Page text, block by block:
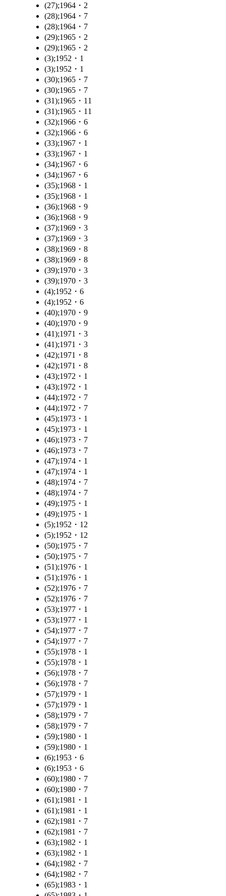
(27);1964・2
(28);1964・7
(28);1964・7
(29);1965・2
(29);1965・2
(3);1952・1
(3);1952・1
(30);1965・7
(30);1965・7
(31);1965・11
(31);1965・11
(32);1966・6
(32);1966・6
(33);1967・1
(33);1967・1
(34);1967・6
(34);1967・6
(35);1968・1
(35);1968・1
(36);1968・9
(36);1968・9
(37);1969・3
(37);1969・3
(38);1969・8
(38);1969・8
(39);1970・3
(39);1970・3
(4);1952・6
(4);1952・6
(40);1970・9
(40);1970・9
(41);1971・3
(41);1971・3
(42);1971・8
(42);1971・8
(43);1972・1
(43);1972・1
(44);1972・7
(44);1972・7
(45);1973・1
(45);1973・1
(46);1973・7
(46);1973・7
(47);1974・1
(47);1974・1
(48);1974・7
(48);1974・7
(49);1975・1
(49);1975・1
(5);1952・12
(5);1952・12
(50);1975・7
(50);1975・7
(51);1976・1
(51);1976・1
(52);1976・7
(52);1976・7
(53);1977・1
(53);1977・1
(54);1977・7
(54);1977・7
(55);1978・1
(55);1978・1
(56);1978・7
(56);1978・7
(57);1979・1
(57);1979・1
(58);1979・7
(58);1979・7
(59);1980・1
(59);1980・1
(6);1953・6
(6);1953・6
(60);1980・7
(60);1980・7
(61);1981・1
(61);1981・1
(62);1981・7
(62);1981・7
(63);1982・1
(63);1982・1
(64);1982・7
(64);1982・7
(65);1983・1